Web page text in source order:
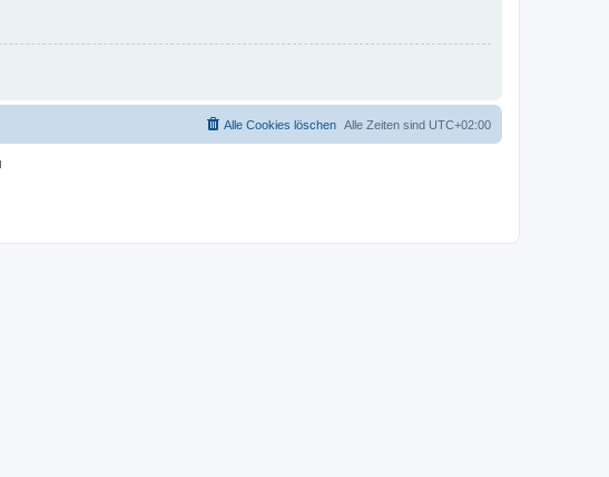
Alle Zeiten sind UTC+02:00
Alle Cookies löschen